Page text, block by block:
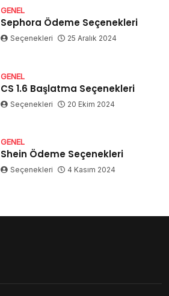
GENEL
Sephora Ödeme Seçenekleri
Seçenekleri 25 Aralık 2024
GENEL
CS 1.6 Başlatma Seçenekleri
Seçenekleri 20 Ekim 2024
GENEL
Shein Ödeme Seçenekleri
Seçenekleri 4 Kasım 2024